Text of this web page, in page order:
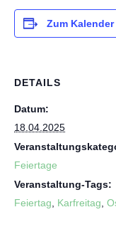
Zum
DETAILS
Datum:
18.04.2025
Feiertage
Veranstaltung-Tags:
Feiertag
Karfreitag